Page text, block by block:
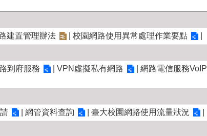
建置管理辦法 校園網路使用異常處理作業要點
到府服務 VPN虛擬私有網路 網路電信服務VoIP
網管資料查詢 臺大校園網路使用流量狀況